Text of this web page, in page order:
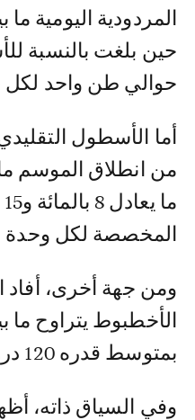
حين بلغت بالنسبة
حوالي طن واحد
أما الأسطول
المخصصة لكل وحدة
ومن جهة أخرى، أفاد
بمتوسط قدره 120 درهما للكيلوغرام.
وفي السياق ذاته،